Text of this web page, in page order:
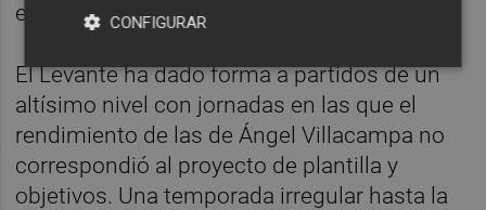
el equipo madrileño.
El Levante ha dado forma a partidos de un
altísimo nivel con jornadas en las que el
rendimiento de las de Ángel Villacampa no
correspondió al proyecto de plantilla y
objetivos. Una temporada irregular hasta la
CONFIGURAR